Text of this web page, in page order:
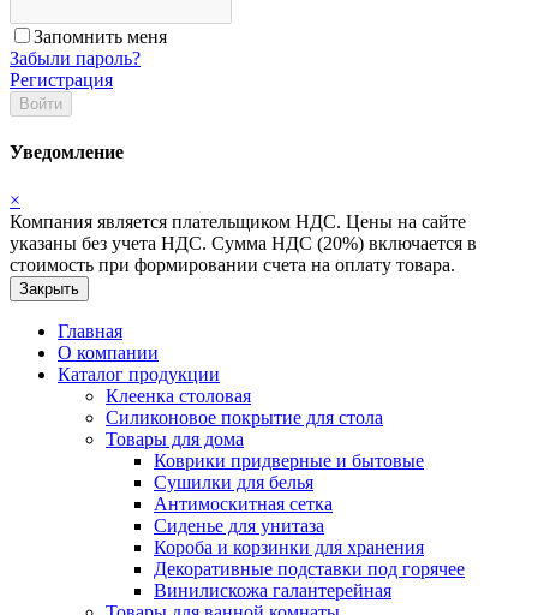
Запомнить меня
Забыли пароль?
Регистрация
Войти
Уведомление
×
Компания является плательщиком НДС. Цены на сайте
указаны без учета НДС. Сумма НДС (20%) включается в
стоимость при формировании счета на оплату товара.
Закрыть
Главная
О компании
Каталог продукции
Клеенка столовая
Силиконовое покрытие для стола
Товары для дома
Коврики придверные и бытовые
Сушилки для белья
Антимоскитная сетка
Сиденье для унитаза
Короба и корзинки для хранения
Декоративные подставки под горячее
Винилискожа галантерейная